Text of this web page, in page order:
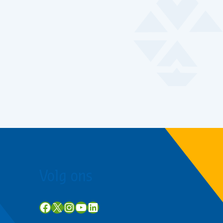
Facebook
X Instagram
YouTube
LinkedIn